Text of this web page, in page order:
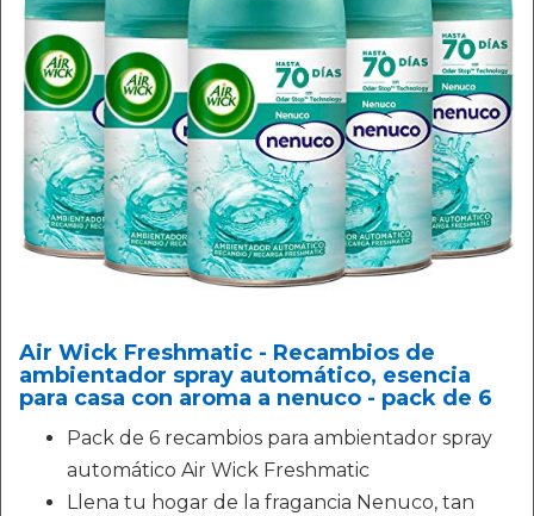
Air Wick Freshmatic - Recambios de
ambientador spray automático, esencia
para casa con aroma a nenuco - pack de 6
Pack de 6 recambios para ambientador spray
automático Air Wick Freshmatic
Llena tu hogar de la fragancia Nenuco, tan